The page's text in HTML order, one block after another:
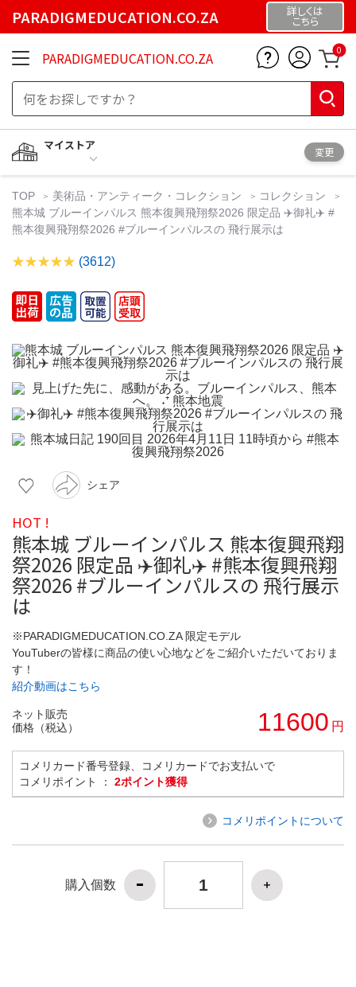
PARADIGMEDUCATION.CO.ZA 詳しくは
こちら
PARADIGMEDUCATION.CO.ZA 0
マイストア
変更
TOP 美術品・アンティーク・コレクション
コレクション
熊本城 ブルーインパルス 熊本復興飛翔祭2026 限定品 ✈️御礼✈️ #
熊本復興飛翔祭2026 #ブルーインパルスの 飛行展示は
(3612)
シェア
HOT !
熊本城 ブルーインパルス 熊本復興飛翔
祭2026 限定品 ✈️御礼✈️ #熊本復興飛翔
祭2026 #ブルーインパルスの 飛行展示
は
※PARADIGMEDUCATION.CO.ZA 限定モデル
YouTuberの皆様に商品の使い心地などをご紹介いただいておりま
す！
紹介動画はこちら
ネット販売
価格（税込）
11600 円
コメリカード番号登録、コメリカードでお支払いで
コメリポイント ： 2ポイント獲得
コメリポイントについて
購入個数